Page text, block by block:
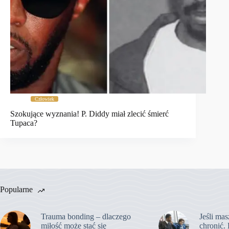
Człowiek
Szokujące wyznania! P. Diddy miał zlecić śmierć
Tupaca?
Popularne
Trauma bonding – dlaczego
miłość może stać się
Jeśli
chronić.